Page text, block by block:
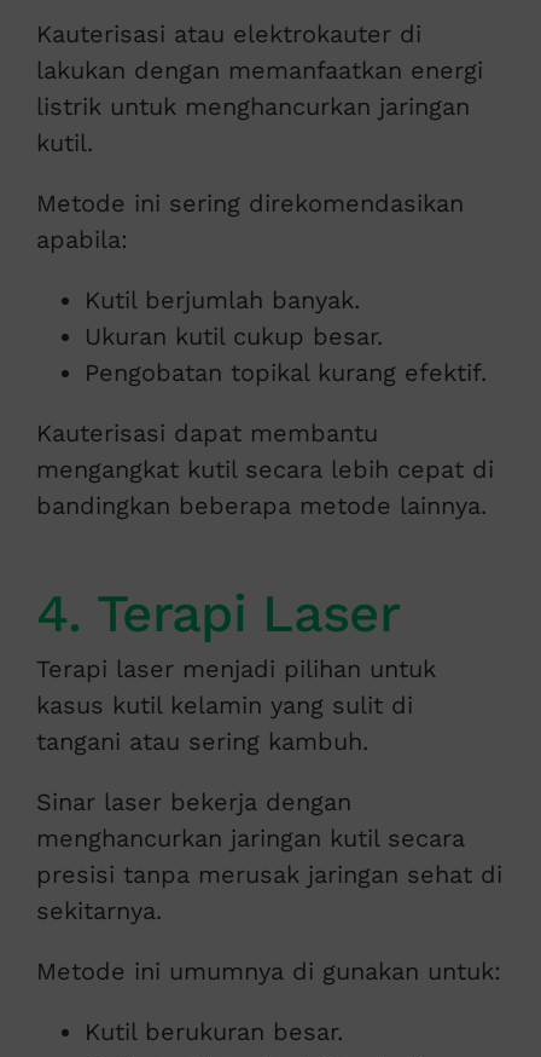
Kauterisasi atau elektrokauter di
lakukan dengan memanfaatkan energi
listrik untuk menghancurkan jaringan
kutil.
Metode ini sering direkomendasikan
apabila:
Kutil berjumlah banyak.
Ukuran kutil cukup besar.
Pengobatan topikal kurang efektif.
Kauterisasi dapat membantu
mengangkat kutil secara lebih cepat di
bandingkan beberapa metode lainnya.
4. Terapi Laser
Terapi laser menjadi pilihan untuk
kasus kutil kelamin yang sulit di
tangani atau sering kambuh.
Sinar laser bekerja dengan
menghancurkan jaringan kutil secara
presisi tanpa merusak jaringan sehat di
sekitarnya.
Metode ini umumnya di gunakan untuk:
Kutil berukuran besar.